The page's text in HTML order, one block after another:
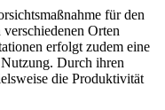
für den
Orten
erfolgt zudem eine
Durch ihren
die Produktivität